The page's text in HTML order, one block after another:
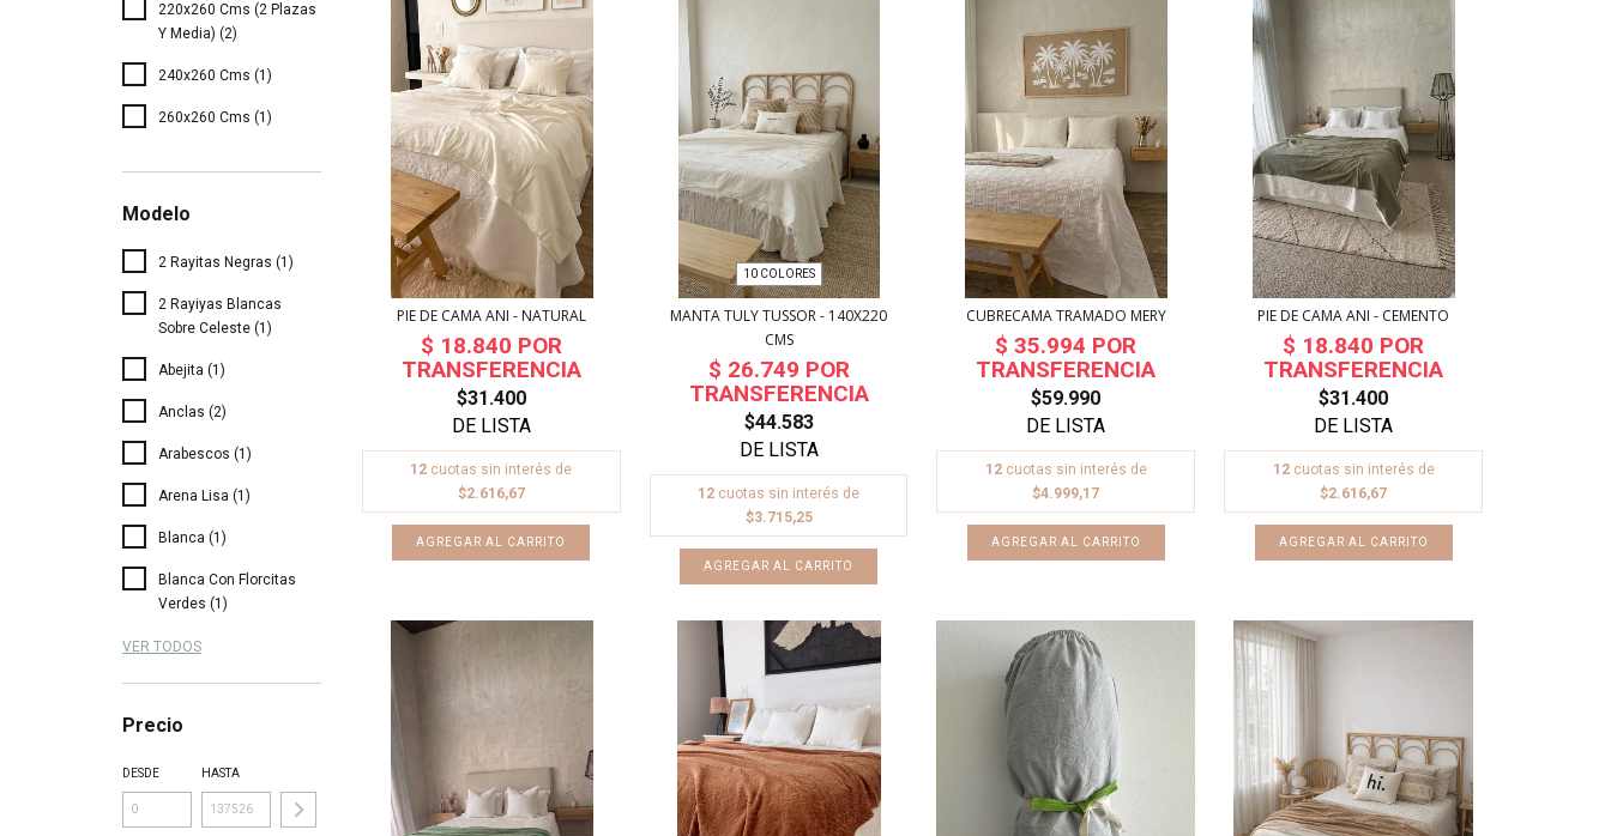
220x260 Cms (2 Plazas
Y Media) (2)
240x260 Cms (1)
260x260 Cms (1)
Modelo
2 Rayitas Negras (1)
2 Rayiyas Blancas
Sobre Celeste (1)
Abejita (1)
Anclas (2)
Arabescos (1)
Arena Lisa (1)
Blanca (1)
Blanca Con Florcitas
Verdes (1)
VER TODOS
Precio
DESDE HASTA
PIE DE CAMA ANI - NATURAL
$31.400
12 cuotas sin interés de
$2.616,67
10 COLORES
MANTA TULY TUSSOR - 140X220
CMS
$44.583
12 cuotas sin interés de
$3.715,25
AGREGAR AL CARRITO
CUBRECAMA TRAMADO MERY
$59.990
12 cuotas sin interés de
$4.999,17
AGREGAR AL CARRITO
PIE DE CAMA ANI - CEMENTO
$31.400
12 cuotas sin interés de
$2.616,67